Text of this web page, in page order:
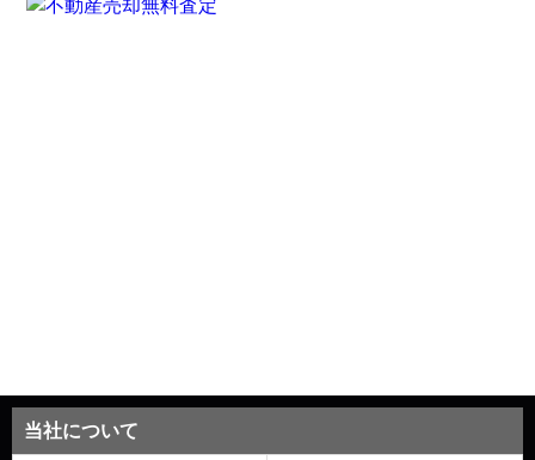
当社について